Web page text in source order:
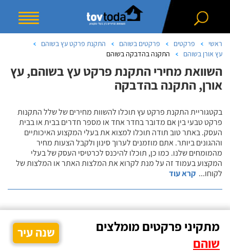
ראשי פרקטים פרקטים בשוהם
התקנת פרקט עץ בשוהם
עץ אורן בשוהם
התקנה בהדבקה בשוהם
השוואת מחירי התקנת פרקט עץ בשוהם, עץ
אורן, התקנה בהדבקה
בקטגוריית התקנת פרקט עץ תוכלו להשוות מחירים של שלל התקנות
פרקט טבעי בין אם מדובר בחדר אחד או מספר חדרים בבית או בבית
העסק. באתר טוב תודה תוכלו למצוא את בעלי המקצוע האיכותיים
וההגונים ביותר. אתם מוזמנים לערוך סינון ולקבל הצעות מחיר
מהמומחים שלנו. כמו כן, תוכלו להיכנס לכרטיסי העסק של בעלי
המקצוע בעמוד זה על מנת לקרוא את המלצות האתר או המלצות של
לקוחו... קרא עוד
מתקיני פרקטים מומלצים
שוהם
שנה עיר